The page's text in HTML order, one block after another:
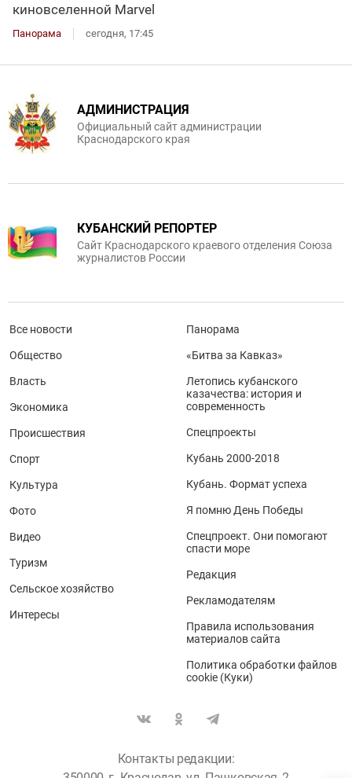
киновселенной Marvel
Панорама сегодня, 17:45
АДМИНИСТРАЦИЯ
Официальный сайт администрации
Краснодарского края
КУБАНСКИЙ РЕПОРТЕР
Сайт Краснодарского краевого отделения Союза
журналистов России
Все новости
Общество
Власть
Экономика
Происшествия
Спорт
Культура
Фото
Видео
Туризм
Сельское хозяйство
Интересы
Панорама
«Битва за Кавказ»
Летопись кубанского
казачества: история и
современность
Спецпроекты
Кубань 2000-2018
Кубань. Формат успеха
Я помню День Победы
Спецпроект. Они помогают
спасти море
Редакция
Рекламодателям
Правила использования
материалов сайта
Политика обработки файлов
cookie (Куки)
Контакты редакции: